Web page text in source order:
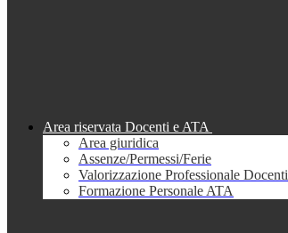
Area riservata Docenti e ATA
Area giuridica
Assenze/Permessi/Ferie
Valorizzazione Professionale Docenti
Formazione Personale ATA